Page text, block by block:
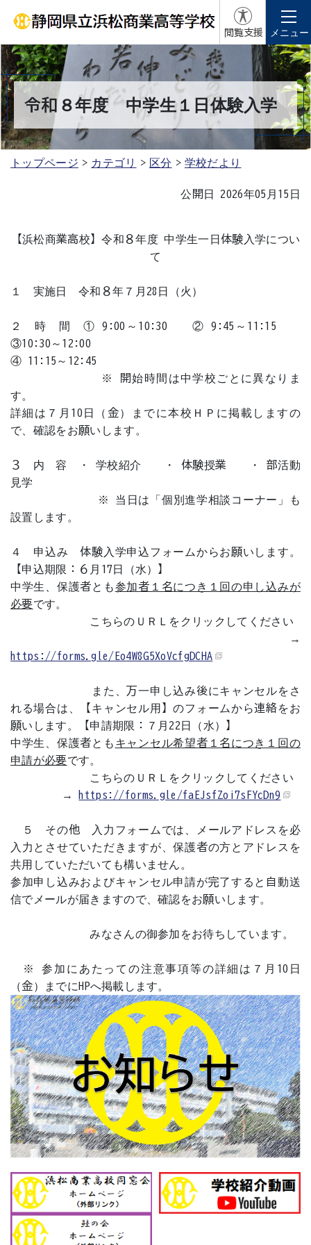
閲覧支援 メニュー
令和８年度 中学生１日体験入学
トップページ カテゴリ 区分 学校だより
公開日 2026年05月15日
【浜松商業高校】令和８年度 中学生一日体験入学につい
て
１ 実施日 令和８年７月28日（火）
２ 時 間 ① 9:00～10:30 ② 9:45～11:15
③10:30～12:00
④ 11:15～12:45
※ 開始時間は中学校ごとに異なりま
す。
詳細は７月10日（金）までに本校ＨＰに掲載しますの
で、確認をお願いします。
３ 内 容 ・ 学校紹介 ・ 体験授業 ・ 部活動
見学
※ 当日は「個別進学相談コーナー」も
設置します。
４ 申込み 体験入学申込フォームからお願いします。
【申込期限：６月17日（水）】
中学生、保護者とも参加者１名につき１回の申し込みが
必要です。
こちらのＵＲＬをクリックしてください
→
https://forms.gle/Eo4W8G5XoVcfgDCHA
また、万一申し込み後にキャンセルをさ
れる場合は、【キャンセル用】のフォームから連絡をお
願いします。【申請期限：７月22日（水）】
中学生、保護者とも キャンセル希望者１名につき１回の
申請が必要です。
こちらのＵＲＬをクリックしてください
→
https://forms.gle/faEJsfZoi7sFYcDn9
５ その他 入力フォームでは、メールアドレスを必
入力とさせていただきますが、保護者の方とアドレスを
共用していただいても構いません。
参加申し込みおよびキャンセル申請が完了すると自動送
信でメールが届きますので、確認をお願いします。
みなさんの御参加をお待ちしています。
※ 参加にあたっての注意事項等の詳細は７月10日
（金）までにHPへ掲載します。